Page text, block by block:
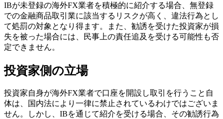
IBが未登録の海外FX業者を積極的に紹介する場合、無登録
での金融商品取引業に該当するリスクが高く、違法行為とし
て処罰の対象となり得ます。また、勧誘を受けた投資家が損
失を被った場合には、民事上の責任追及を受ける可能性も否
定できません。
投資家側の立場
投資家自身が海外FX業者で口座を開設し取引を行うこと自
体は、国内法により一律に禁止されているわけではございま
せん。しかし、IBを通じて紹介を受ける場合、その勧誘行為